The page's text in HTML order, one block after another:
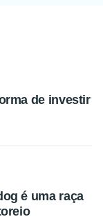
de investir
é uma raça